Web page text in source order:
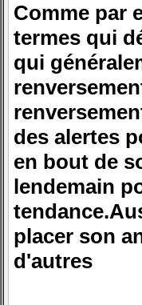
Comme par
termes qui
qui
des alertes
en bout de
lendemain
placer son
d'autres